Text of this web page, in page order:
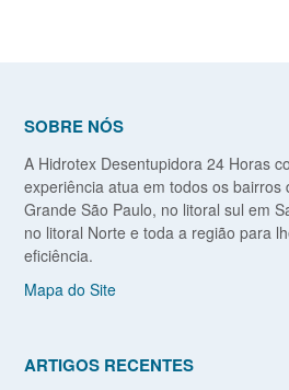
SOBRE NÓS
A Hidrotex Desentupidora 24 Horas
experiência atua em todos os bairros
Grande São Paulo, no litoral sul em
no litoral Norte e toda a região para
eficiência.
Mapa do Site
ARTIGOS RECENTES